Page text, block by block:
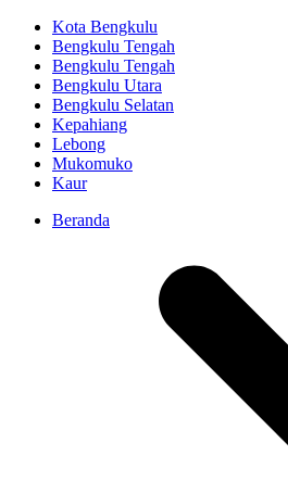
Kota Bengkulu
Bengkulu Tengah
Bengkulu Tengah
Bengkulu Utara
Bengkulu Selatan
Kepahiang
Lebong
Mukomuko
Kaur
Beranda